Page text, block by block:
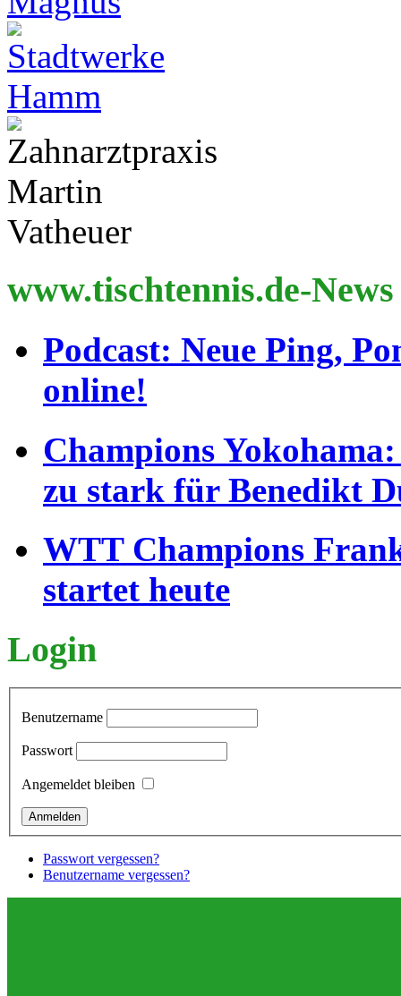
www.tischtennis.de-News
Podcast: Neue Ping,
online!
Champions
zu stark für Benedikt
WTT Champions
startet heute
Login
Benutzername
Passwort
Angemeldet bleiben
Passwort vergessen?
Benutzername vergessen?